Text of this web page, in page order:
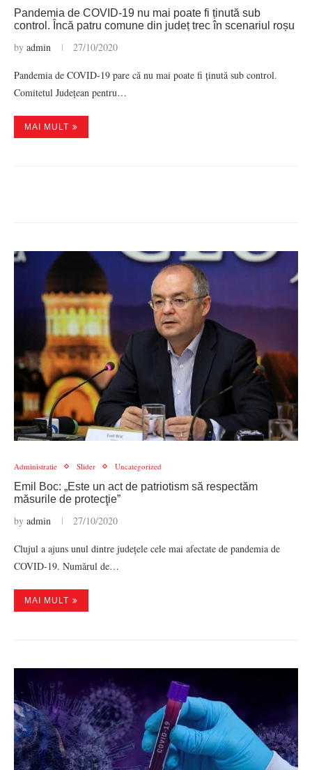
Pandemia de COVID-19 nu mai poate fi ținută sub
control. Încă patru comune din județ trec în scenariul roșu
by admin 27/10/2020
Pandemia de COVID-19 pare că nu mai poate fi ținută sub control.
Comitetul Județean pentru…
MAI MULT
Administratie Slider Uncategorized
Emil Boc: „Este un act de patriotism să respectăm
măsurile de protecţie”
by admin 27/10/2020
Clujul a ajuns unul dintre județele cele mai afectate de pandemia de
COVID-19. Numărul de…
MAI MULT